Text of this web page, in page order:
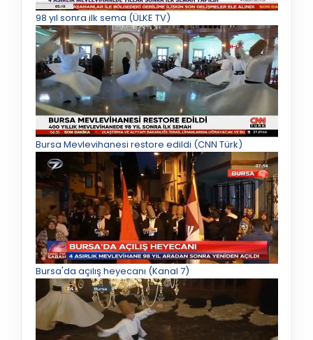
98 yıl sonra ilk sema (ÜLKE TV)
Bursa Mevlevihanesi restore edildi (CNN Türk)
Bursa'da açılış heyecanı (Kanal 7)